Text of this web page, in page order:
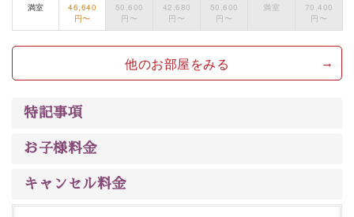
事、諏訪湖に包まれるお部屋、 大人のたしなみを感じて
いただける、美しく癒される宿で贅沢に幸せのときを安
心してお過ごしください。
満室
46,640
円〜
50,600
円〜
42,680
円〜
50,600
円〜
満室
70,400
円〜
他のお部屋をみる
特記事項
お子様料金
キャンセル料金